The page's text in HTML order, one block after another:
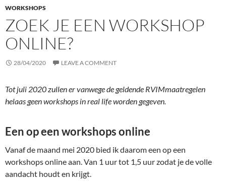
WORKSHOPS
ZOEK JE EEN WORKSHOP
ONLINE?
28/04/2020 LEAVE A COMMENT
Tot juli 2020 zullen er vanwege de geldende RVIMmaatregelen
helaas geen workshops in real life worden gegeven.
Een op een workshops online
Vanaf de maand mei 2020 bied ik daarom een op een
workshops online aan. Van 1 uur tot 1,5 uur zodat je de volle
aandacht houdt en krijgt.